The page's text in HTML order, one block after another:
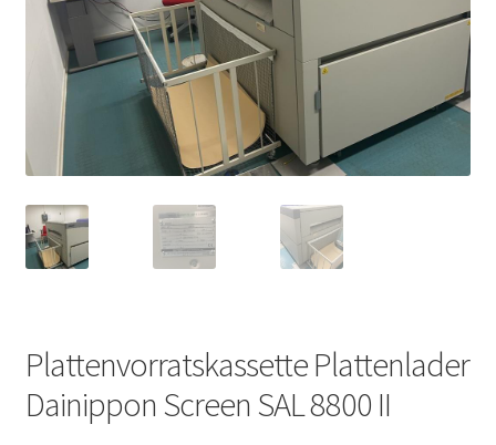
Plattenvorratskassette Plattenlader
Dainippon Screen SAL 8800 II